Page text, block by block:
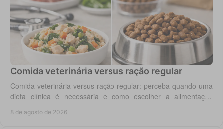
Comida veterinária versus ração regular
Comida veterinária versus ração regular: perceba quando uma
dieta clínica é necessária e como escolher a alimentação
8 de agosto de 2026